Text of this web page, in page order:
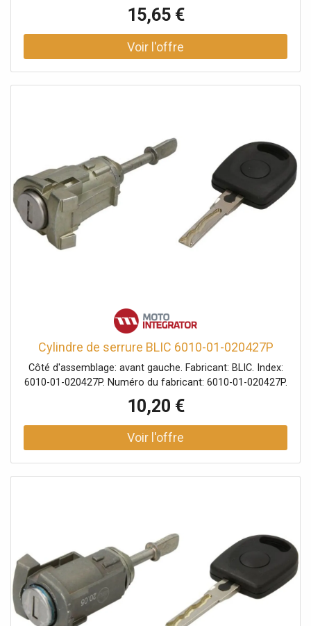
15,65 €
Cylindre de serrure BLIC 6010-01-020427P
Côté d'assemblage: avant gauche. Fabricant: BLIC. Index:
6010-01-020427P. Numéro du fabricant: 6010-01-020427P.
10,20 €